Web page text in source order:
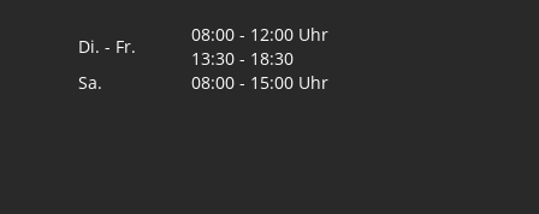
Di. - Fr.
08:00 - 12:00 Uhr
13:30 - 18:30
Sa.
08:00 - 15:00 Uhr